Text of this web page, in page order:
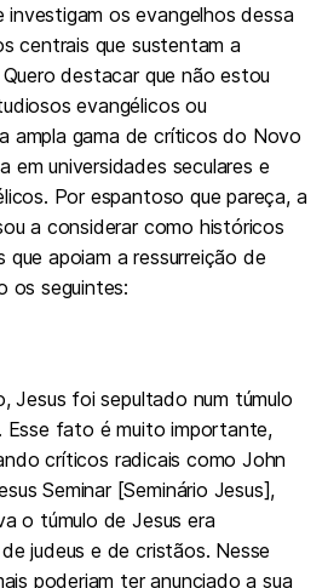
os evangelhos dessa
centrais que sustentam a
destacar que não estou
evangélicos ou
ampla gama de críticos do Novo
em universidades seculares e
Por espantoso que pareça, a
a considerar como históricos
apoiam a ressurreição de
os seguintes:
Jesus foi sepultado num túmulo
Esse fato é muito importante,
críticos radicais como John
Seminar [Seminário Jesus],
o túmulo de Jesus era
judeus e de cristãos. Nesse
poderiam ter anunciado a sua